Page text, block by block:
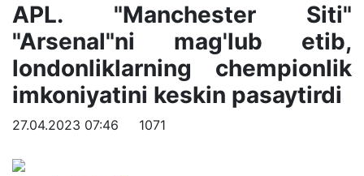
APL. "Manchester Siti"
"Arsenal"ni mag'lub etib,
londonliklarning chempionlik
imkoniyatini keskin pasaytirdi
27.04.2023 07:46 1071